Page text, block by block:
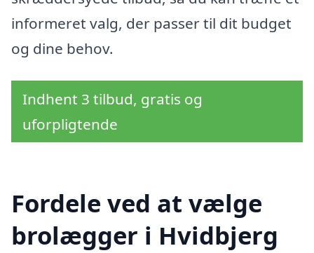
informeret valg, der passer til dit budget
og dine behov.
Indhent 3 tilbud, gratis og
uforpligtende
Fordele ved at vælge
brolægger i Hvidbjerg